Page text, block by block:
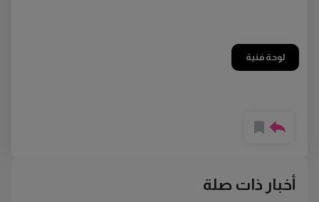
لوحة فنية
أخبار ذات صلة